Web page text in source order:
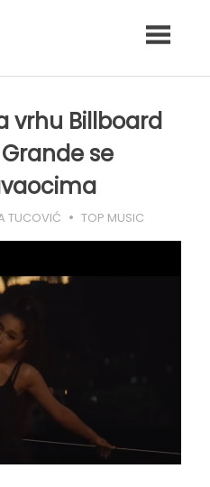
vrhu Billboard
se
TUCOVIĆ TOP MUSIC